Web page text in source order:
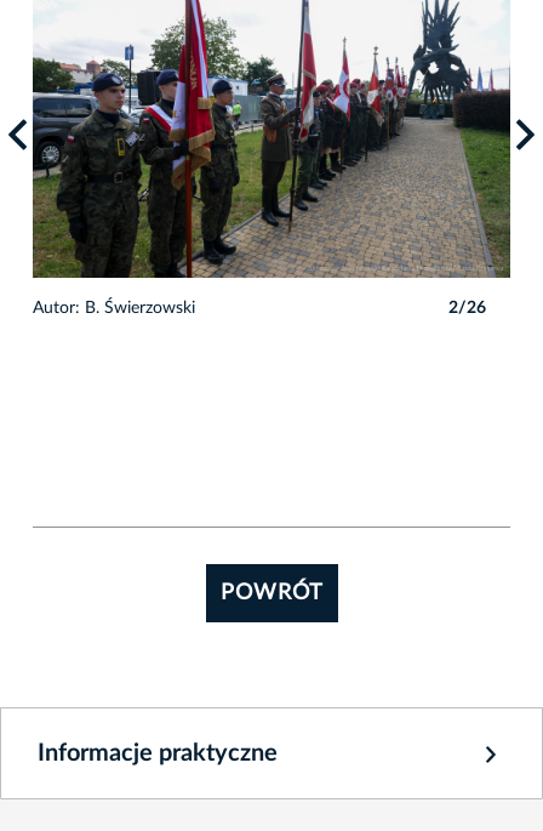
Autor: B. Świerzowski 2/26
POWRÓT
Informacje praktyczne